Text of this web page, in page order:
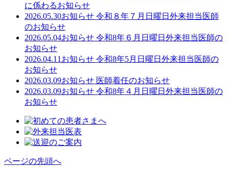
に係わるお知らせ
2026.05.30お知らせ 令和８年７月日曜日外来担当医師
のお知らせ
2026.05.04お知らせ 令和8年６月日曜日外来担当医師の
お知らせ
2026.04.11 お知らせ 令和8年5月日曜日外来担当医師の
お知らせ
2026.03.09お知らせ 医師着任のお知らせ
2026.03.09お知らせ 令和8年４月日曜日外来担当医師の
お知らせ
ページの先頭へ